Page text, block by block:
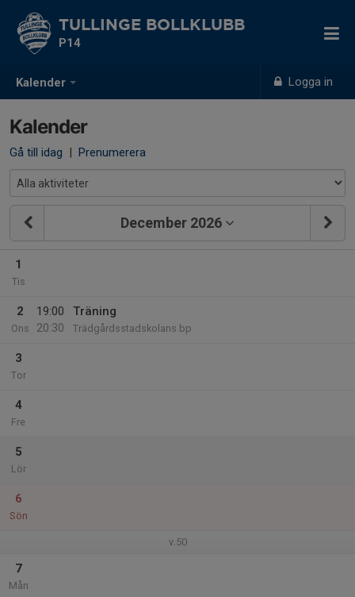
Kalender Logga in
TULLINGE BOLLKLUBB
P14
Kalender
Gå till idag | Prenumerera
December 2026
1
Tis
2
Ons
19:00
20:30
Träning
Trädgårdsstadskolans bp
3
Tor
4
Fre
5
Lör
6
Sön
v.50
7
Mån